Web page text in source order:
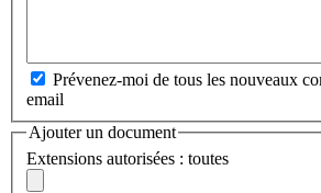
Prévenez-moi de tous les nouveaux
email
Ajouter un document
Extensions autorisées : toutes